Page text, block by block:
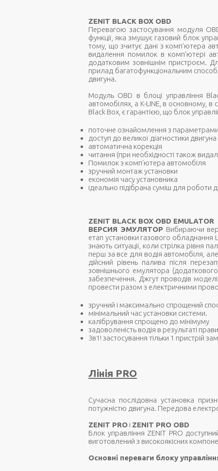
ZENIT BLACK BOX OBD
Перевагою застосування модуля
функції, яка змушує газовий блок
тому, що зчитує дані з комп'ютера
видалення помилок в комп'ютері
додатковим зовнішнім пристроєм.
прилад багатофункціональним
двигуна.
Модуль OBD в блоці управління
автомобілях, а K-LINE, в основному, в
Black Box, є гарантією, що блок
поточне ознайомлення з
доступ до великої діагностики двигуна
автоматична корекція
читання (при необхідності також
Помилок з комп'ютера автомобіля
зручний монтаж установки
економія часу установника
ідеально підібрана суміш для роботи
ZENIT BLACK BOX OBD EMULATOR
ВЕРСИЯ ЭМУЛЯТОР Вибираючи
етап установки газового обладнання
знають ситуації, коли стрілка рівня
перш за все для водія автомобіля,
дійсний рівень палива після
зовнішнього емулятора
забезпечення. Джгут проводів
провести разом з електричними
зручний і максимально спрощений
мінімальний час установки системи.
калібрування спрощено до мінімуму
задоволеність водія в результаті
3в1! застосування тільки 1 пристрій
Лінія PRO
Сучасна послідовна установка
потужністю двигуна. Передова
ZENIT PRO і ZENIT PRO OBD
Блок управління ZENIT PRO
виготовлений з високоякісних
Основні переваги блоку